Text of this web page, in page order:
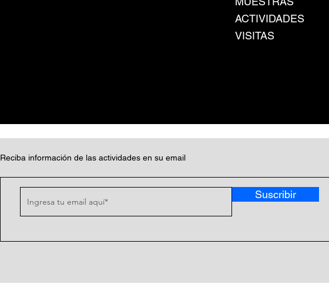
ACTIVIDADES
VISITAS
Reciba información de las actividades en su email
Suscribir